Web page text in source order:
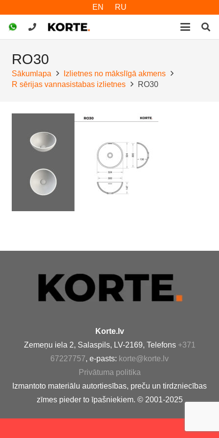
EN RU
RO30
Sākumlapa
Izlietnes no mākslīgā akmens
R sērijas vannasistabas izlietnes
RO30
Korte.lv
Zemeņu iela 2, Salaspils, LV-2169, Telefons +371
67227757, e-pasts: korte@korte.lv
Privātuma politika
Izmantoto materiālu autortiesības, preču un tirdzniecības
zīmes pieder to īpašniekiem. © 2001-2025